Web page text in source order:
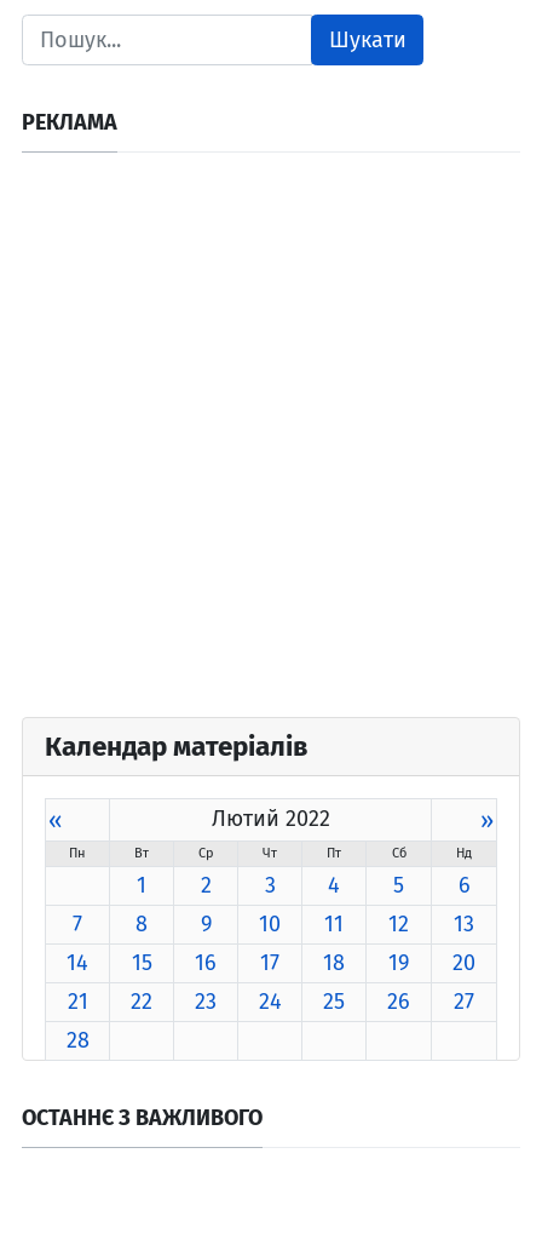
Шукати
РЕКЛАМА
Календар матеріалів
« Лютий 2022 »
Пн Вт Ср Чт Пт Сб Нд
1 2 3 4 5
6
7
8 9 10 11 12
13
14
15 16 17 18 19
20
21
22 23 24 25 26
27
28
ОСТАННЄ З ВАЖЛИВОГО